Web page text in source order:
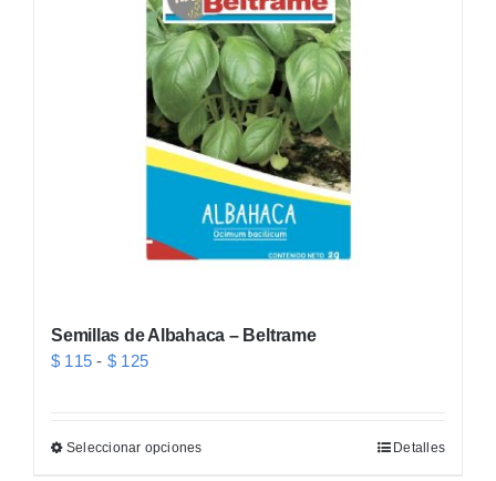
opciones
se
pueden
elegir
en
la
página
de
producto
Semillas de Albahaca – Beltrame
$ 115 - $ 125Rango
desde
Seleccionar opcionesEste
Detalles